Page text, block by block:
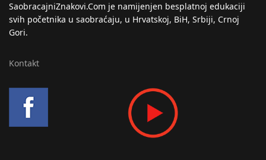
SaobracajniZnakovi.Com je namijenjen besplatnoj edukaciji
svih početnika u saobraćaju, u Hrvatskoj, BiH, Srbiji, Crnoj
Gori.
Kontakt